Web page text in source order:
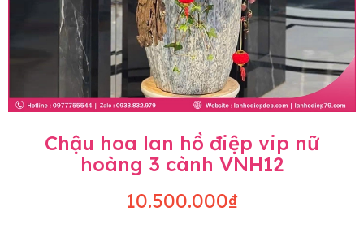
Chậu hoa lan hồ điệp vip nữ
hoàng 3 cành VNH12
10.500.000₫